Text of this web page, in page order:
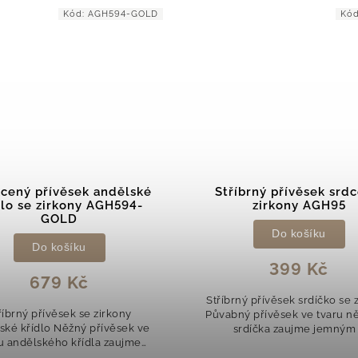
přívěsek srdce se
zirkony AGH95
399 Kč
Do košíku
přívěsek ve tvaru něžného
zaujme jemným a
designem. Polovina
Kód:AGH95
Stříbrný přívěsek
křídlo se zirkony
479 Kč
Do košíku
Stříbrný přívěsek se
Andělské křídlo Něžný
tvaru oblíbeného
Kód: